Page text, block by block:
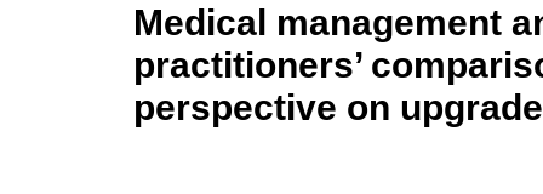
Medical management
practitioners’
perspective on